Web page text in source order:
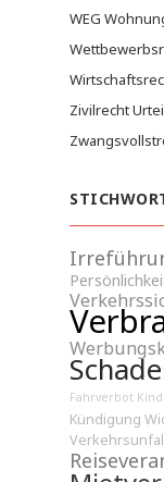
WEG
Zivilrecht
Fahrverbot
Kündigung